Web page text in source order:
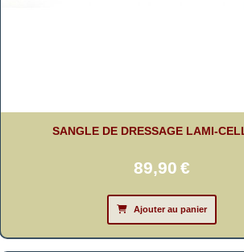
SANGLE DE DRESSAGE LAMI-
89,90 €
Ajouter au panier